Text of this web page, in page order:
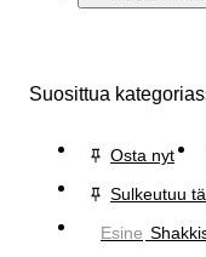
Suosittua
Osta nyt
Sulkeutuu
Esine